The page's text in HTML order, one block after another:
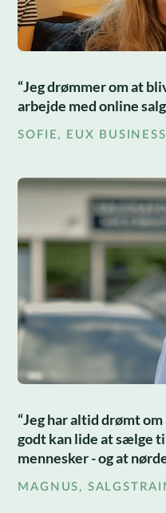
Jeg drømmer om at
arbejde med online
SOFIE, EUX BUSINESS
Jeg har altid drømt
godt kan lide at sælge
mennesker - og at
MAGNUS,